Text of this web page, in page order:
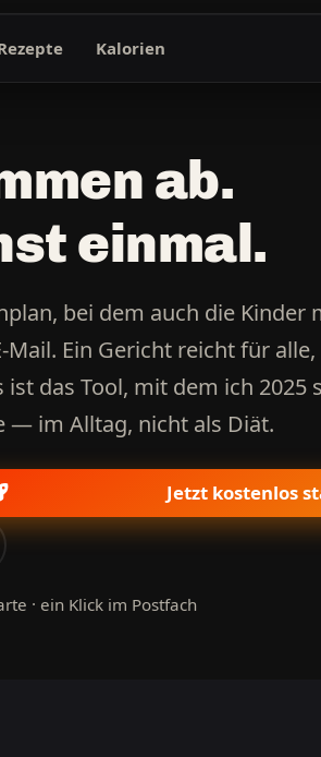
Kalorien
ab.
einmal.
bei dem auch die
Mail. Ein Gericht reicht für
das Tool, mit dem ich 2025
— im Alltag, nicht als Diät.
Jetzt kostenlos
· ein Klick im Postfach